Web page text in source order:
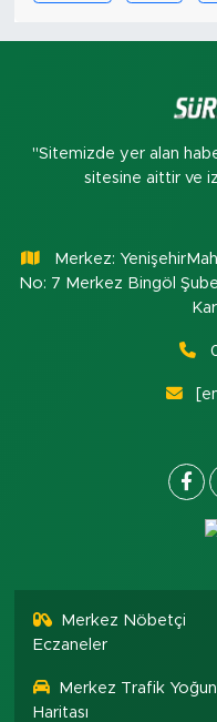
"Sitemizde yer alan
sitesine aittir ve
Merkez:
No: 7 Merkez Bingöl
Merkez Nöbetçi
Eczaneler
Merkez Trafik
Haritası